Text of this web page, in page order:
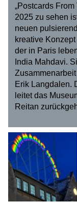
„Postcards
2025 zu sehen
neuen
kreative
der in Paris
India Mahdavi.
Erik Langdalen.
leitet das
Reitan